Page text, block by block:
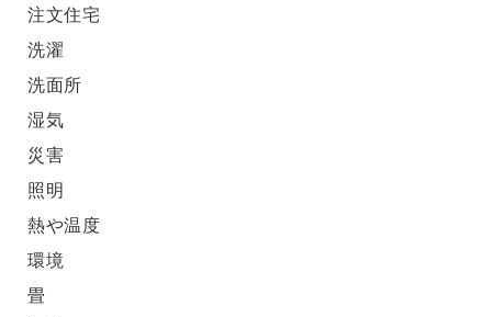
注文住宅
洗濯
洗面所
湿気
災害
照明
熱や温度
環境
畳